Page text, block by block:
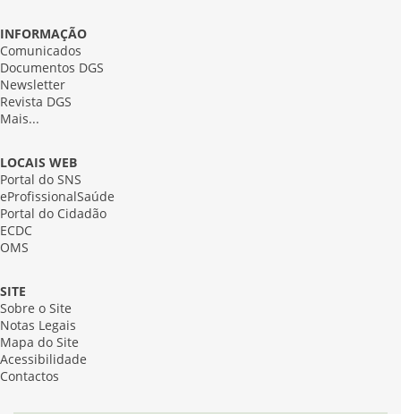
INFORMAÇÃO
Comunicados
Documentos DGS
Newsletter
Revista DGS
Mais...
LOCAIS WEB
Portal do SNS
eProfissionalSaúde
Portal do Cidadão
ECDC
OMS
SITE
Sobre o Site
Notas Legais
Mapa do Site
Acessibilidade
Contactos